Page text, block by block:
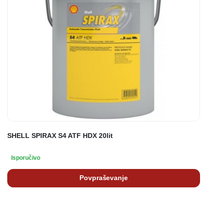
SHELL SPIRAX S4 ATF HDX 20lit
Isporučivo
Povpraševanje